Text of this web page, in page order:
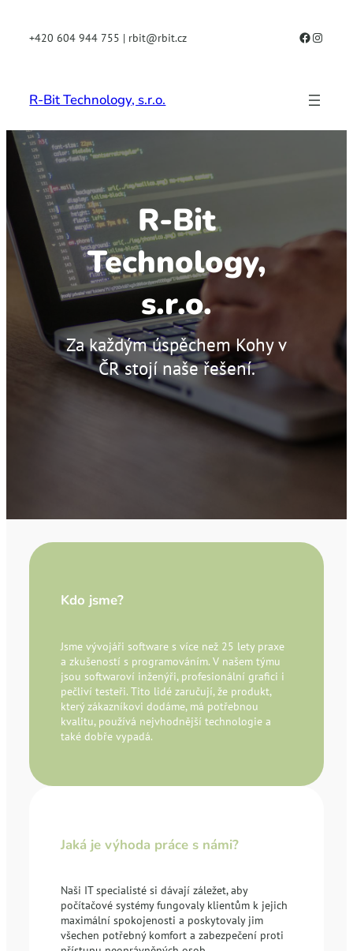
+420 604 944 755 | rbit@rbit.cz Facebook
R-Bit Technology, s.r.o.
R-Bit
Technology,
s.r.o.
Za každým úspěchem Kohy v
ČR stojí naše řešení.
Kdo jsme?
Jsme vývojáři software s více než 25 lety praxe
a zkušeností s programováním. V našem týmu
jsou softwaroví inženýři, profesionální grafici i
pečliví testeři. Tito lidé zaručují, že produkt,
který zákazníkovi dodáme, má potřebnou
kvalitu, používá nejvhodnější technologie a
také dobře vypadá.
Jaká je výhoda práce s námi?
Naši IT specialisté si dávají záležet, aby
počítačové systémy fungovaly klientům k jejich
maximální spokojenosti a poskytovaly jim
všechen potřebný komfort a zabezpečení proti